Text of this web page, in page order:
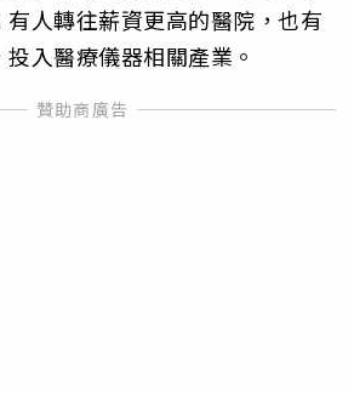
人轉往薪資更高的醫院，也有
入醫療儀器相關產業。